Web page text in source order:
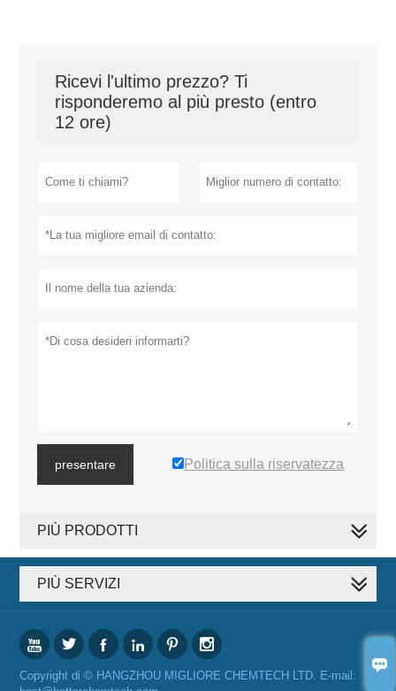

Ricevi l'ultimo prezzo? Ti
risponderemo al più presto (entro
12 ore)
presentare Politica sulla riservatezza
PIÙ PRODOTTI
PIÙ SERVIZI
     
Copyright di © HANGZHOU MIGLIORE CHEMTECH LTD. E-mail: